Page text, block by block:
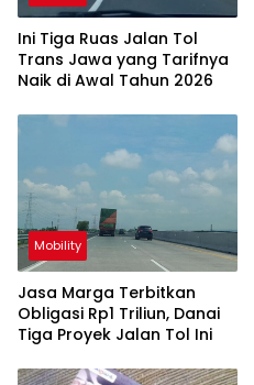
Ini Tiga Ruas Jalan Tol
Trans Jawa yang Tarifnya
Naik di Awal Tahun 2026
Mobility
Jasa Marga Terbitkan
Obligasi Rp1 Triliun, Danai
Tiga Proyek Jalan Tol Ini